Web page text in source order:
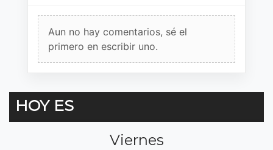
Aun no hay comentarios, sé el
primero en escribir uno.
HOY ES
Viernes